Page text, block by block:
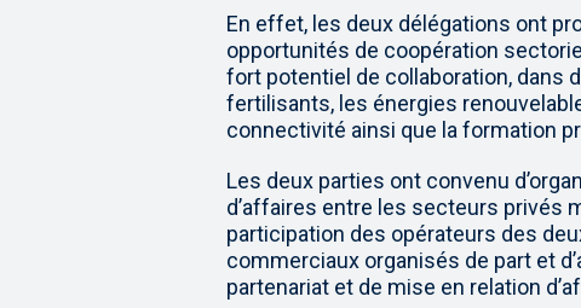
En effet, les deux délégations ont
opportunités de coopération
fort potentiel de collaboration, dans
fertilisants, les énergies
connectivité ainsi que la formation
Les deux parties ont convenu
d’affaires entre les secteurs privés
participation des opérateurs des
commerciaux organisés de part et
partenariat et de mise en relation